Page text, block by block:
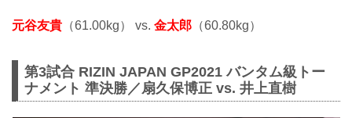
元谷友貴 （61.00kg） vs. 金太郎 （60.80kg）
第3試合 RIZIN JAPAN GP2021 バンタム級トー
ナメント 準決勝／扇久保博正 vs. 井上直樹